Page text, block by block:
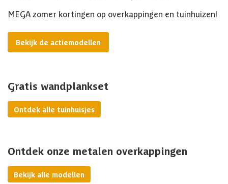
MEGA zomer kortingen op overkappingen en tuinhuizen!
Bekijk de actiemodellen
Gratis wandplankset
Ontdek alle tuinhuisjes
Ontdek onze metalen overkappingen
Bekijk alle modellen